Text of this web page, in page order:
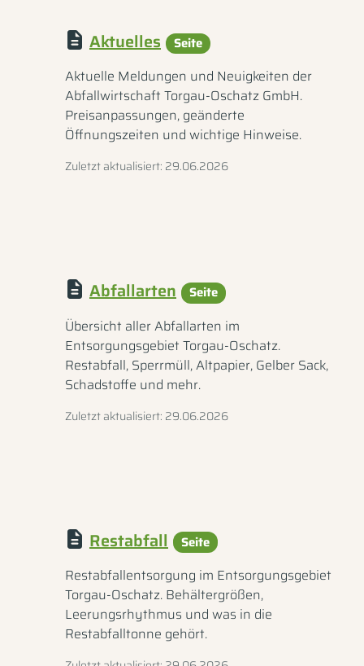
Aktuelles Seite
Aktuelle Meldungen und Neuigkeiten der
Abfallwirtschaft Torgau-Oschatz GmbH.
Preisanpassungen, geänderte
Öffnungszeiten und wichtige Hinweise.
Zuletzt aktualisiert: 29.06.2026
Abfallarten Seite
Übersicht aller Abfallarten im
Entsorgungsgebiet Torgau-Oschatz.
Restabfall, Sperrmüll, Altpapier, Gelber Sack,
Schadstoffe und mehr.
Zuletzt aktualisiert: 29.06.2026
Restabfall Seite
Restabfallentsorgung im Entsorgungsgebiet
Torgau-Oschatz. Behältergrößen,
Leerungsrhythmus und was in die
Restabfalltonne gehört.